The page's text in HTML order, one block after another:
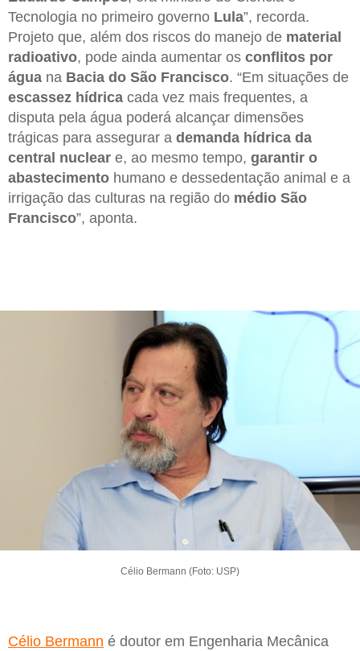
Tecnologia no primeiro governo Lula”, recorda.
Projeto que, além dos riscos do manejo de material
radioativo, pode ainda aumentar os conflitos por
água na Bacia do São Francisco. “Em situações de
escassez hídrica cada vez mais frequentes, a
disputa pela água poderá alcançar dimensões
trágicas para assegurar a demanda hídrica da
central nuclear e, ao mesmo tempo, garantir o
abastecimento humano e dessedentação animal e a
irrigação das culturas na região do médio São
Francisco”, aponta.
Célio Bermann (Foto: USP)
Célio Bermann é doutor em Engenharia Mecânica